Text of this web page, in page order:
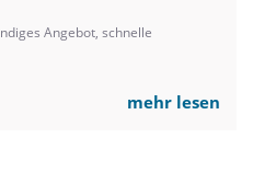
Angebot, schnelle
mehr lesen